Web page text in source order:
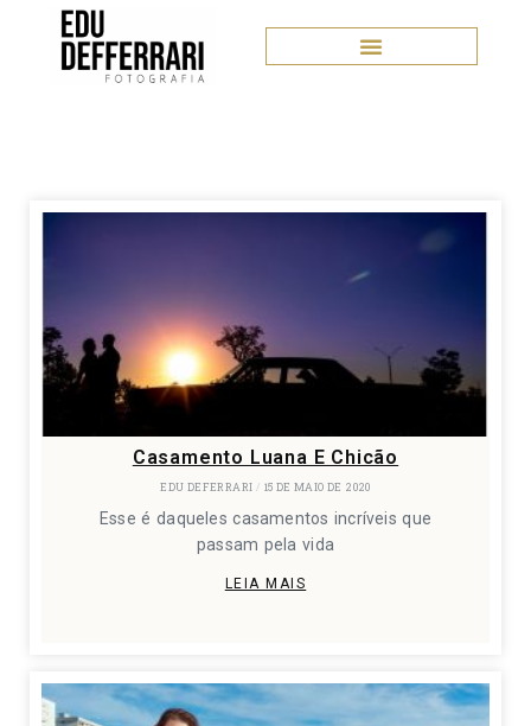
Casamento Luana E Chicão
EDU DEFERRARI 15 DE MAIO DE 2020
Esse é daqueles casamentos incríveis que
passam pela vida
LEIA MAIS